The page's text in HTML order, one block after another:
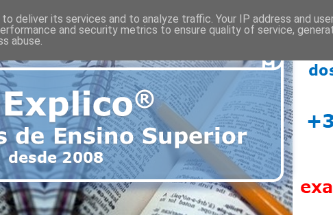
deliver its services and to analyze traffic. Your IP address and
and security metrics to ensure quality of service,
abuse.